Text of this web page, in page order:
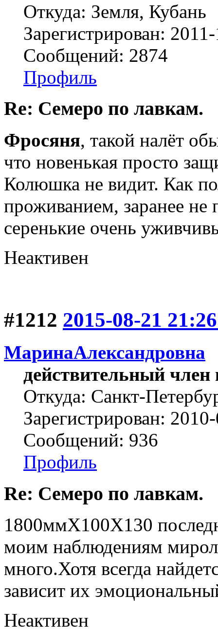
Откуда: Земля, Кубань
Зарегистрирован:
Сообщений: 2874
Профиль
Re: Семеро по лавкам.
Фросяня, такой налёт
что новенькая просто
Колюшка не видит. Как
проживанием, заранее не
серенькие очень
Неактивен
#1212 2015-08-21
МаринаАлександровна
действительный член
Откуда: Cанкт-
Зарегистрирован:
Сообщений: 936
Профиль
Re: Семеро по лавкам.
1800ммХ100Х130
моим наблюдениям
много.Хотя всегда
зависит их
Неактивен